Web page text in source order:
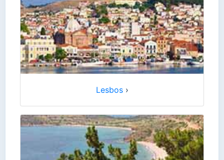
Lesbos›